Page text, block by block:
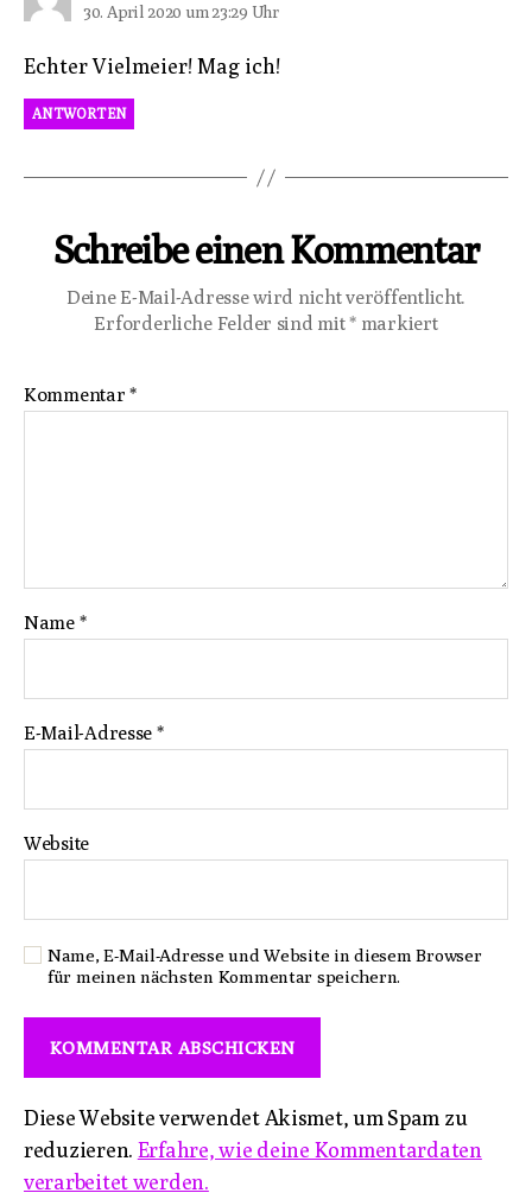
30. April 2020 um 23:29 Uhr
Echter Vielmeier! Mag ich!
ANTWORTEN
Schreibe einen Kommentar
Deine E-Mail-Adresse wird nicht veröffentlicht.
Erforderliche Felder sind mit* markiert
Kommentar*
Name *
E-Mail-Adresse *
Website
Name, E-Mail-Adresse und Website in diesem Browser
für meinen nächsten Kommentar speichern.
Diese Website verwendet Akismet, um Spam zu
reduzieren. Erfahre, wie deine Kommentardaten
verarbeitet werden.